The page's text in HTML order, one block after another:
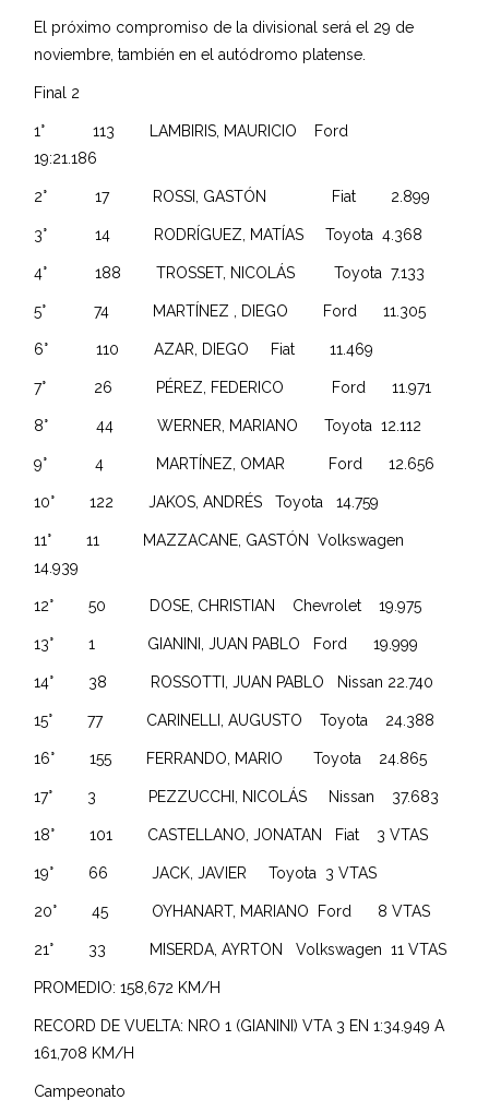
El próximo compromiso de la divisional será el 29 de
noviembre, también en el autódromo platense.
Final 2
1° 113 LAMBIRIS, MAURICIO Ford
19:21.186
2° 17 ROSSI, GASTÓN Fiat 2.899
3° 14 RODRÍGUEZ, MATÍAS Toyota 4.368
4° 188 TROSSET, NICOLÁS Toyota 7.133
5° 74 MARTÍNEZ , DIEGO Ford 11.305
6° 110 AZAR, DIEGO Fiat 11.469
7° 26 PÉREZ, FEDERICO Ford 11.971
8° 44 WERNER, MARIANO Toyota 12.112
9° 4 MARTÍNEZ, OMAR Ford 12.656
10° 122 JAKOS, ANDRÉS Toyota 14.759
11° 11 MAZZACANE, GASTÓN Volkswagen
14.939
12° 50 DOSE, CHRISTIAN Chevrolet 19.975
13° 1 GIANINI, JUAN PABLO Ford 19.999
14° 38 ROSSOTTI, JUAN PABLO Nissan 22.740
15° 77 CARINELLI, AUGUSTO Toyota 24.388
16° 155 FERRANDO, MARIO Toyota 24.865
17° 3 PEZZUCCHI, NICOLÁS Nissan 37.683
18° 101 CASTELLANO, JONATAN Fiat 3 VTAS
19° 66 JACK, JAVIER Toyota 3 VTAS
20° 45 OYHANART, MARIANO Ford 8 VTAS
21° 33 MISERDA, AYRTON Volkswagen 11 VTAS
PROMEDIO: 158,672 KM/H
RECORD DE VUELTA: NRO 1 (GIANINI) VTA 3 EN 1:34.949 A
161,708 KM/H
Campeonato